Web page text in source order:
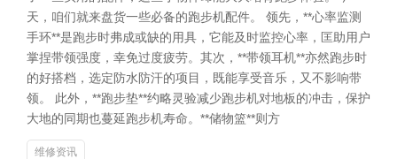
天，咱们就来盘货一些必备的跑步机配件。 领先，**心率监测
手环**是跑步时弗成或缺的用具，它能及时监控心率，匡助用户
掌捏带领强度，幸免过度疲劳。其次，**带领耳机**亦然跑步时
的好搭档，选定防水防汗的项目，既能享受音乐，又不影响带
领。 此外，**跑步垫**约略灵验减少跑步机对地板的冲击，保护
大地的同期也蔓延跑步机寿命。**储物篮**则方
维修资讯